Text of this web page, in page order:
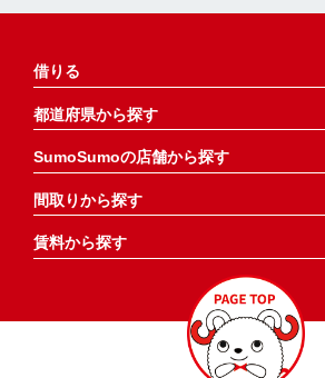
借りる
都道府県から探す
SumoSumoの店舗から探す
間取りから探す
賃料から探す